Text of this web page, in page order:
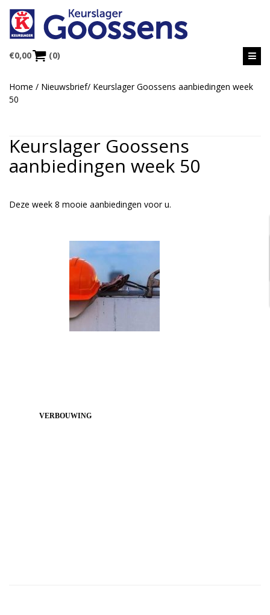
€0,00 (0)
Home / Nieuwsbrief/ Keurslager Goossens aanbiedingen week
50
Keurslager Goossens
aanbiedingen week 50
Deze week 8 mooie aanbiedingen voor u.
VERBOUWING